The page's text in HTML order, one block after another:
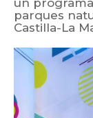
un
parques
Castilla-La